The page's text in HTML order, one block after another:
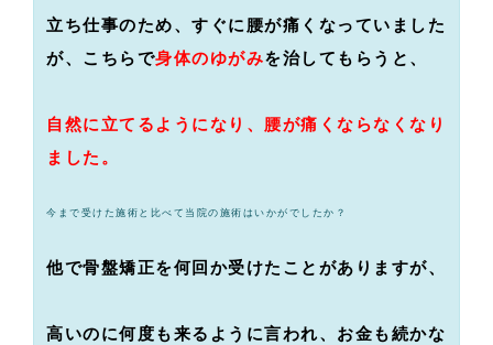
立ち仕事のため、すぐに腰が痛くなっていました
が、こちらで身体のゆがみを治してもらうと、
自然に立てるようになり、腰が痛くならなくなり
ました。
今まで受けた施術と比べて当院の施術はいかがでしたか？
他で骨盤矯正を何回か受けたことがありますが、
高いのに何度も来るように言われ、お金も続かな